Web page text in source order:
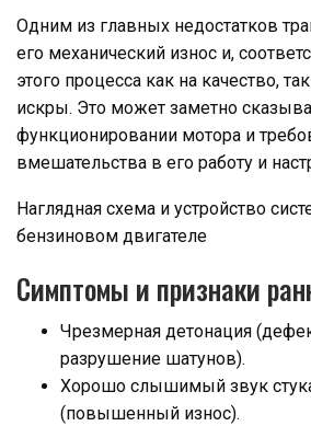
Одним из главных недостатков
его механический износ и,
этого процесса как на качество,
искры. Это может заметно
функционировании мотора и
вмешательства в его работу и
Наглядная схема и устройство
бензиновом двигателе
Симптомы и признаки
Чрезмерная детонация
разрушение шатунов).
Хорошо слышимый звук
(повышенный износ).